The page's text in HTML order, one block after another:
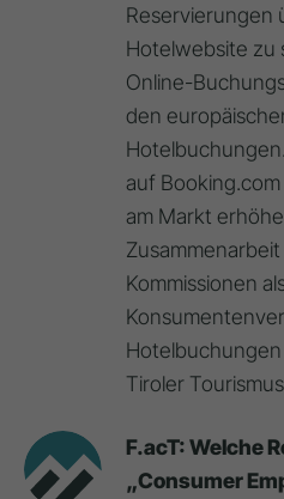
Reservierungen
Hotelwebsite zu
Online-
den
auf
am Markt
Kommissionen
Tiroler
F.acT: Welche
„Consumer